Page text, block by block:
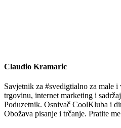
Claudio Kramaric
Savjetnik za #svedigtialno za male
trgovinu, internet marketing i
Poduzetnik. Osnivač CoolKluba i
Obožava pisanje i trčanje. Pratite